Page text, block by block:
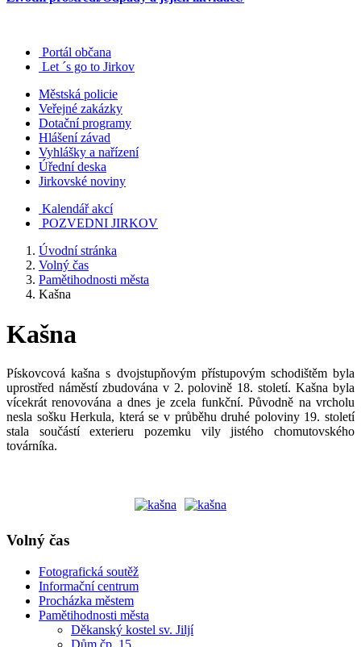
Portál občana
Let ´s go to Jirkov
Městská policie
Veřejné zakázky
Dotační programy
Hlášení závad
Vyhlášky a nařízení
Úřední deska
Jirkovské noviny
Kalendář akcí
POZVEDNI JIRKOV
Úvodní stránka
Volný čas
Pamětihodnosti města
Kašna
Kašna
Pískovcová kašna s dvojstupňovým přístupovým schodištěm byla
uprostřed náměstí zbudována v 2. polovině 18. století. Kašna byla
vícekrát renovována a dnes je zcela funkční. Původně na vrcholu
nesla sošku Herkula, která se v průběhu druhé poloviny 19. století
stala součástí exterieru pozemku vily jistého chomutovského
továrníka.
Volný čas
Fotografická soutěž
Informační centrum
Procházka městem
Pamětihodnosti města
Děkanský kostel sv. Jiljí
Dům čp. 15